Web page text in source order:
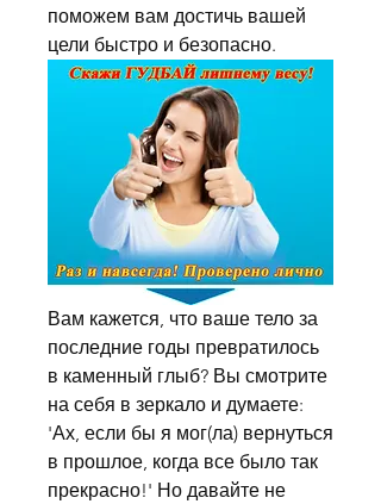
поможем вам достичь вашей
цели быстро и безопасно.
Вам кажется, что ваше тело за
последние годы превратилось
в каменный глыб? Вы смотрите
на себя в зеркало и думаете:
'Ах, если бы я мог(ла) вернуться
в прошлое, когда все было так
прекрасно!' Но давайте не